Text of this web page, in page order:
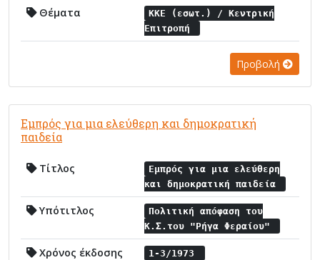
Θέματα
ΚΚΕ (εσωτ.) / Κεντρική
Επιτροπή
Προβολή
Εμπρός για μια ελεύθερη και δημοκρατική
παιδεία
Τίτλος
Εμπρός για μια ελεύθερη
και δημοκρατική παιδεία
Υπότιτλος
Πολιτική απόφαση του
Κ.Σ.του "Ρήγα Φεραίου"
Χρόνος έκδοσης 1-3/1973